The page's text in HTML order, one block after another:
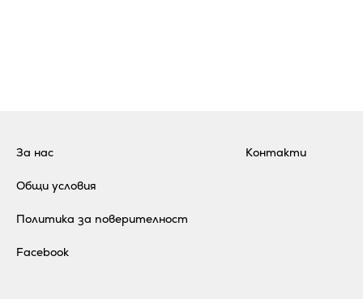
За нас
Общи условия
Политика за поверителност
Контакти
Facebook